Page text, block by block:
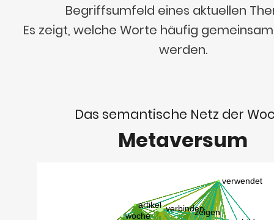
Begriffsumfeld eines aktuellen
Es zeigt, welche Worte häufig
werden.
Das semantische Netz der
Metaversum